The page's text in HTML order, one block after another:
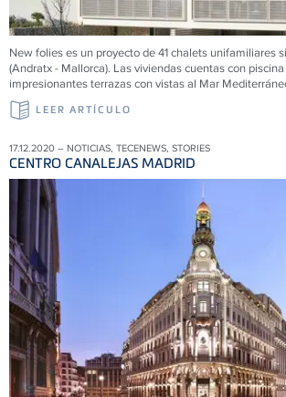
New folies es un proyecto de 41 chalets unifamiliares
(Andratx - Mallorca). Las viviendas cuentas con
impresionantes terrazas con vistas al Mar
LEER ARTÍCULO
17.12.2020 – NOTICIAS, TECENEWS, STORIES
CENTRO CANALEJAS MADRID